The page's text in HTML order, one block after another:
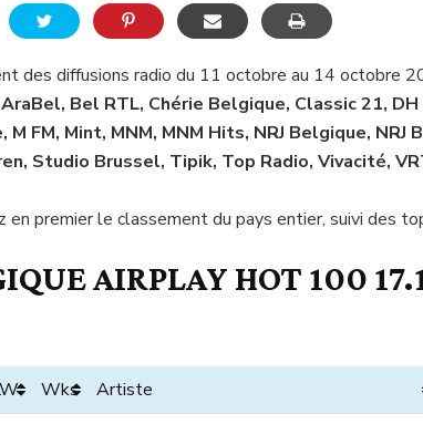
des diffusions radio du 11 octobre au 14 octobre
AraBel, Bel RTL, Chérie Belgique, Classic 21, DH
M FM, Mint, MNM, MNM Hits, NRJ Belgique,
Studio Brussel, Tipik, Top Radio, Vivacité,
en premier le classement du pays entier, suivi des
AIRPLAY HOT 100
Wks Artiste